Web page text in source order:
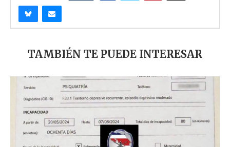
TAMBIÉN TE PUEDE INTERESAR